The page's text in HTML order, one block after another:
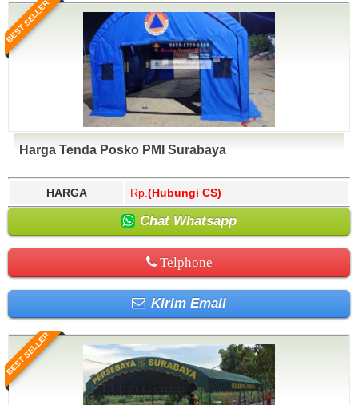
BEST SELLER
Harga Tenda Posko PMI Surabaya
HARGA Rp. (Hubungi CS)
Chat Whatsapp
Telphone
Kirim Email
BEST SELLER